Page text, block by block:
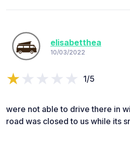
elisabetthea
10/03/2022
1/5
were not able to drive there in
road was closed to us while its